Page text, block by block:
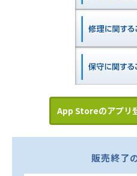
App Storeのアプリ
販売終了